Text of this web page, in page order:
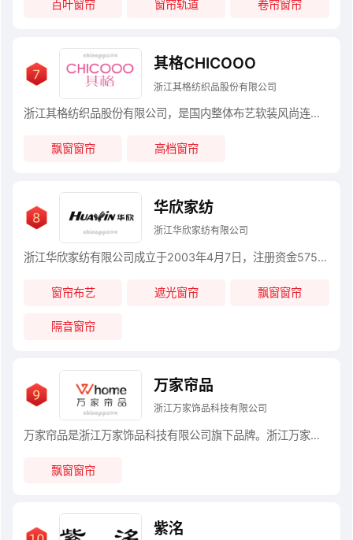
百叶窗帘 窗帘轨道 卷帘窗帘
其格CHICOOO
浙江其格纺织品股份有限公司
浙江其格纺织品股份有限公司，是国内整体布艺软装风尚连锁企业，于2010年正式成立，总部位于中国杭州。“CHICOOO”源自法语，意为时尚，是风尚窗帘的坐标性品牌，“时装化设计、个性化简约、精致化品味”是CHICOOO所倡导的品牌风格。风尚机构：浙江其格纺织品股份有限公司，是国内整体布艺软装风尚连锁企业，于2010年正式成立，总部位于中国杭州
飘窗窗帘 高档窗帘
华欣家纺
浙江华欣家纺有限公司
浙江华欣家纺有限公司成立于2003年4月7日，注册资金5756万元，拥有固定资产约3亿元，现已成为国内同行业规模最大的集产品开发、设计、生产、销售于一体的窗帘窗纱、蕾丝绣花面料生产基地。公司面积11余万平方米，现有员工1000多人，拥有瑞士进口的大型苏拉机20余台、德国卡尔迈耶高档经编机170余台及一条先进的成品加工生产线、一条水溶纸生产线，年生产能力2700万米(套)。
窗帘布艺 遮光窗帘 飘窗窗帘
隔音窗帘
万家帘品
浙江万家饰品科技有限公司
万家帘品是浙江万家饰品科技有限公司旗下品牌。浙江万家饰品科技有限公司是一家布艺软装窗帘墙布线上线下一体化O2O新零售项目的主体运营公司，致力于打造窗帘软装O2O新零售第一服务销售品牌，争做布艺软装O2O新零售领导品牌。
飘窗窗帘
紫洺